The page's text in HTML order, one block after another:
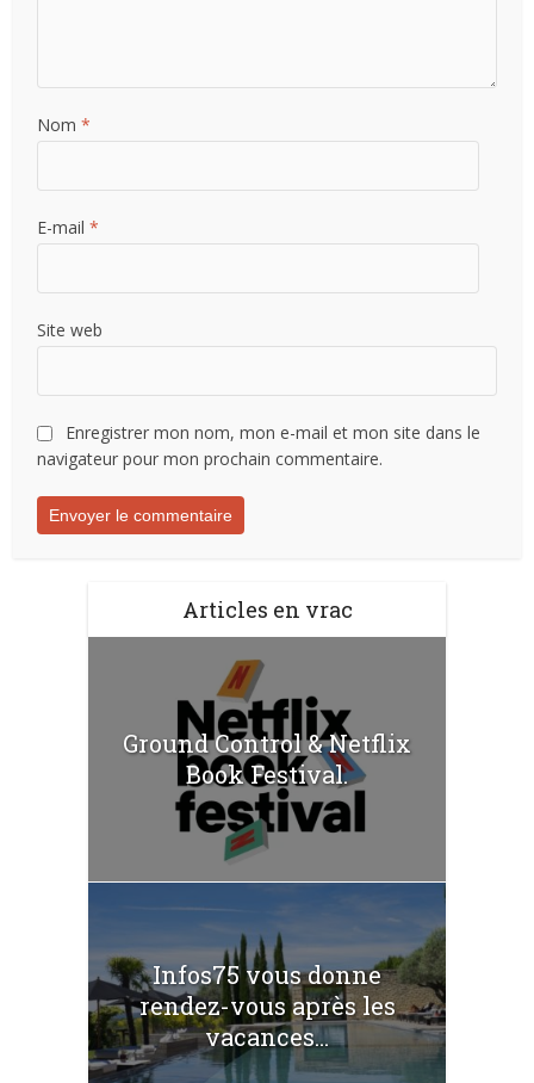
Nom*
E-mail*
Site web
Enregistrer mon nom, mon e-mail et mon site dans le
navigateur pour mon prochain commentaire.
Articles en vrac
Ground Control & Netflix
Book Festival.
Infos75 vous donne
rendez-vous après les
vacances...